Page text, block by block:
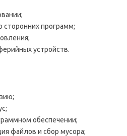
сторонних программ;
устройств.
обеспечении;
файлов и сбор мусора;